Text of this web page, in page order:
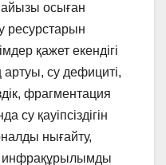
осыған
ресурстарын
қажет екендігі
артуы, су дефициті,
фрагментация
су қауіпсіздігін
нығайту,
инфрақұрылымды